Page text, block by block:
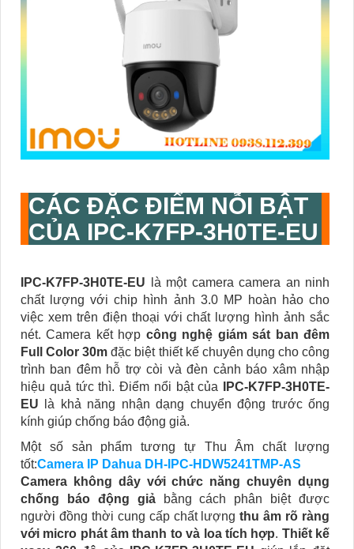
CÁC ĐẶC ĐIỂM NỖI BẬT
CỦA IPC-K7FP-3H0TE-EU
IPC-K7FP-3H0TE-EU
là một camera camera an ninh
chất lượng với chip hình ảnh 3.0 MP hoàn hảo cho
việc xem trên điện thoại với chất lượng hình ảnh sắc
nét. Camera kết hợp công nghệ giám sát ban đêm
Full Color 30m đặc biệt thiết kế chuyên dụng cho công
trình ban đêm hỗ trợ còi và đèn cảnh báo xâm nhập
hiệu quả tức thì. Điểm nổi bật của
IPC-K7FP-3H0TE-
EU
là khả năng nhận dạng chuyển động trước ống
kính giúp chống báo động giả.
Một số sản phẩm tương tự Thu Âm chất lượng
tốt:Camera IP Dahua DH-IPC-HDW5241TMP-AS
Camera không dây với chức năng chuyên dụng
chống báo động giả
bằng cách phân biệt được
người đồng thời cung cấp chất lượngthu âm rõ ràng
với micro phát âm thanh to và loa tích hợp. Thiết kế